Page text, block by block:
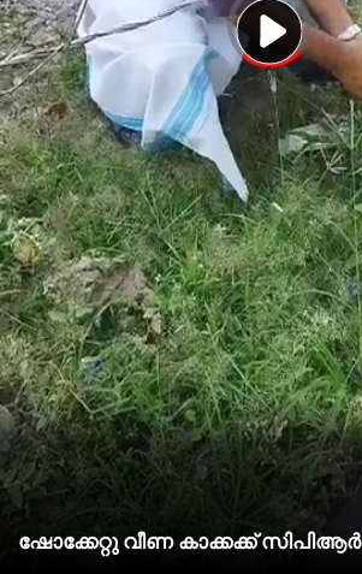
ഷോക്കേറ്റു വീണ കാക്കക്ക് സിപിആർ